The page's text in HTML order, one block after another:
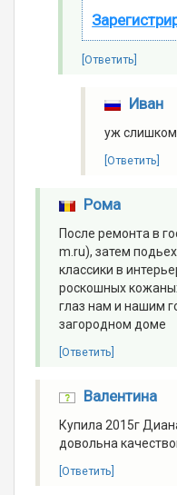
[Ответить]
Иван
уж слишком
[Ответить]
Рома
После ремонта в
m.ru), затем
классики в
роскошных
глаз нам и нашим
загородном доме
[Ответить]
Валентина
Купила 2015г
довольна
[Ответить]